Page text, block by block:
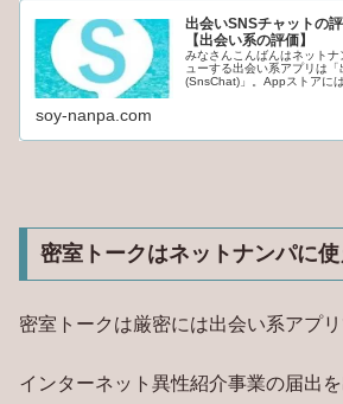
出会いSNSチャットの
【出会い系の評価】
みなさんこんばんはネット
ューする出会い系アプリは
(SnsChat)」。Appストアに
soy-nanpa.com
密室トークはネットナンパに使
密室トークは厳密には出会い系アプリ
インターネット異性紹介事業の届出